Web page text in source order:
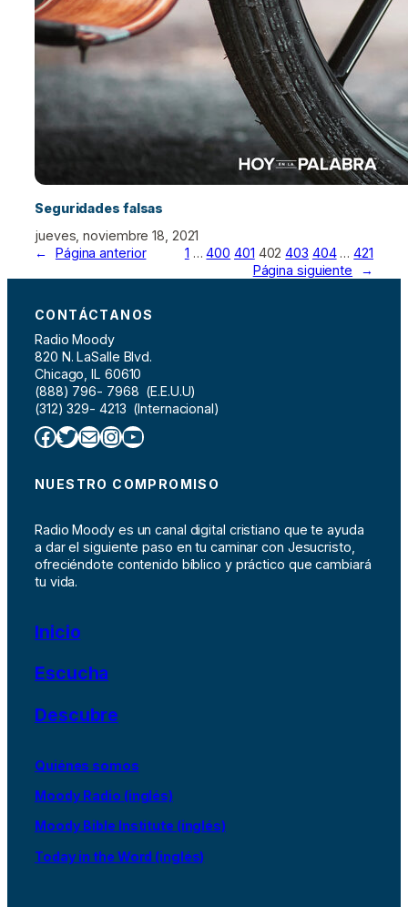
Seguridades falsas
jueves, noviembre 18, 2021
←
Página anterior 1 … 400 401 402 403 404 … 421
Página siguiente
→
CONTÁCTANOS
Radio Moody
820 N. LaSalle Blvd.
Chicago, IL 60610
(888) 796- 7968 (E.E.U.U)
(312) 329- 4213 (Internacional)
Facebook Twitter Correo electrónico InstagramYouTube
NUESTRO COMPROMISO
Radio Moody es un canal digital cristiano que te ayuda
a dar el siguiente paso en tu caminar con Jesucristo,
ofreciéndote contenido bíblico y práctico que cambiará
tu vida.
Inicio
Escucha
Descubre
Quiénes somos
Moody Radio (inglés)
Moody Bible Institute (inglés)
Today in the Word (inglés)